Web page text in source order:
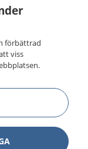
förbättrad
viss